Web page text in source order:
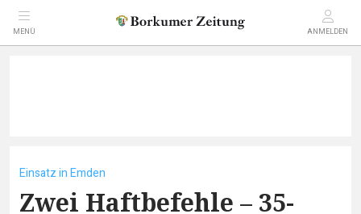
MENÜ ANMELDEN
Einsatz in Emden
Zwei Haftbefehle – 35-